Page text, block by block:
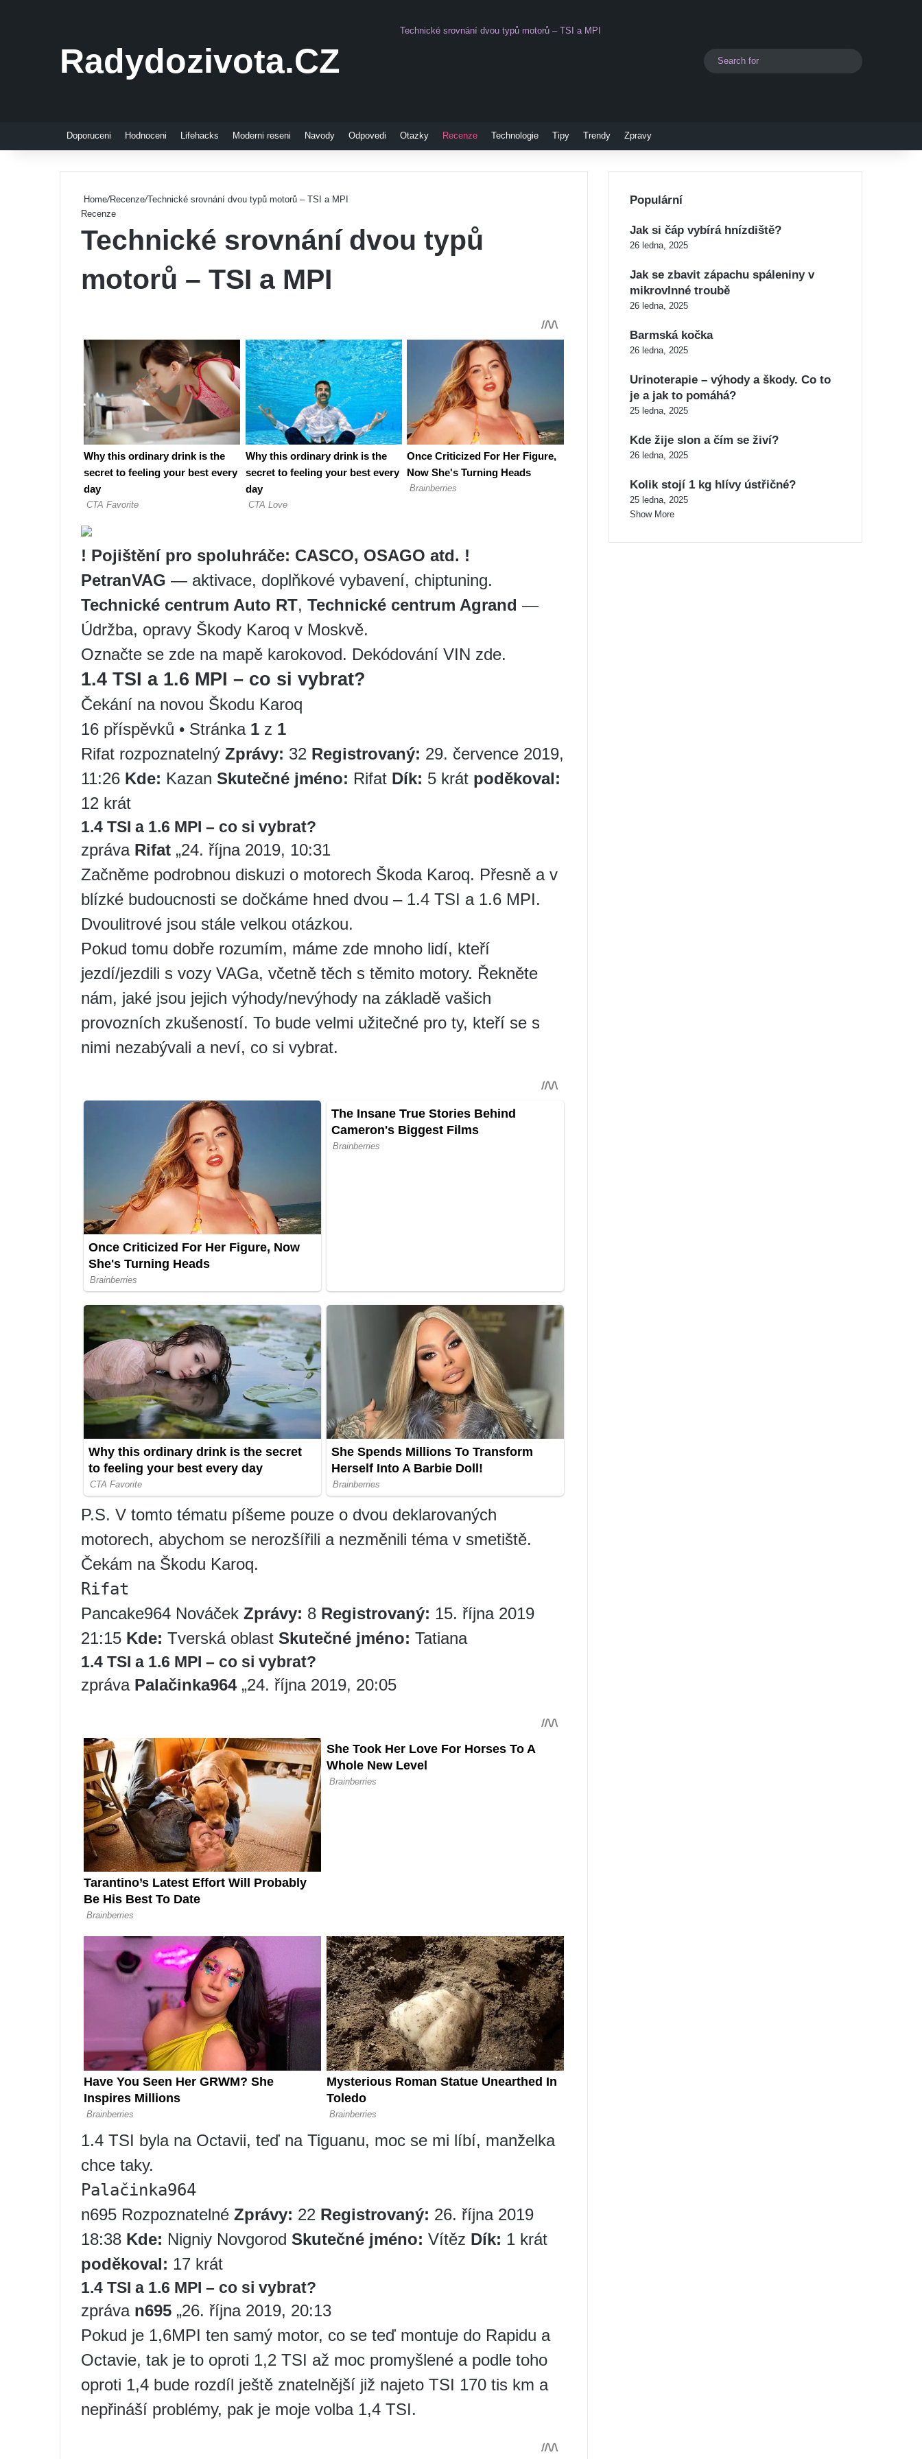
Radydozivota.CZ
Technické srovnání dvou typů motorů – TSI a MPI
Switch skin
Doporuceni Hodnoceni Lifehacks Moderni reseni Navody Odpovedi Otazky Recenze Technologie Tipy Trendy Zpravy
Home/Recenze/Technické srovnání dvou typů motorů – TSI a MPI
Recenze
Technické srovnání dvou typů
motorů – TSI a MPI
! Pojištění pro spoluhráče: CASCO, OSAGO atd. !
PetranVAG — aktivace, doplňkové vybavení, chiptuning.
Technické centrum Auto RT, Technické centrum Agrand —
Údržba, opravy Škody Karoq v Moskvě.
Označte se zde na mapě karokovod. Dekódování VIN zde.
1.4 TSI a 1.6 MPI – co si vybrat?
Čekání na novou Škodu Karoq
16 příspěvků • Stránka 1 z 1
Rifat rozpoznatelný Zprávy: 32 Registrovaný: 29. července 2019,
11:26 Kde: Kazan Skutečné jméno: Rifat Dík: 5 krát poděkoval:
12 krát
1.4 TSI a 1.6 MPI – co si vybrat?
zpráva Rifat „24. října 2019, 10:31
Začněme podrobnou diskuzi o motorech Škoda Karoq. Přesně a v
blízké budoucnosti se dočkáme hned dvou – 1.4 TSI a 1.6 MPI.
Dvoulitrové jsou stále velkou otázkou.
Pokud tomu dobře rozumím, máme zde mnoho lidí, kteří
jezdí/jezdili s vozy VAGa, včetně těch s těmito motory. Řekněte
nám, jaké jsou jejich výhody/nevýhody na základě vašich
provozních zkušeností. To bude velmi užitečné pro ty, kteří se s
nimi nezabývali a neví, co si vybrat.
P.S. V tomto tématu píšeme pouze o dvou deklarovaných
motorech, abychom se nerozšířili a nezměnili téma v smetiště.
Čekám na Škodu Karoq.
Rifat
Pancake964 Nováček Zprávy: 8 Registrovaný: 15. října 2019
21:15 Kde: Tverská oblast Skutečné jméno: Tatiana
1.4 TSI a 1.6 MPI – co si vybrat?
zpráva Palačinka964„24. října 2019, 20:05
1.4 TSI byla na Octavii, teď na Tiguanu, moc se mi líbí, manželka
chce taky.
Palačinka964
n695 Rozpoznatelné Zprávy: 22 Registrovaný: 26. října 2019
18:38 Kde: Nigniy Novgorod Skutečné jméno: Vítěz Dík: 1 krát
poděkoval: 17 krát
1.4 TSI a 1.6 MPI – co si vybrat?
zpráva n695 „26. října 2019, 20:13
Pokud je 1,6MPI ten samý motor, co se teď montuje do Rapidu a
Octavie, tak je to oproti 1,2 TSI až moc promyšlené a podle toho
oproti 1,4 bude rozdíl ještě znatelnější již najeto TSI 170 tis km a
nepřináší problémy, pak je moje volba 1,4 TSI.
Populární
Jak si čáp vybírá hnízdiště?
26 ledna, 2025
Jak se zbavit zápachu spáleniny v
mikrovlnné troubě
26 ledna, 2025
Barmská kočka
26 ledna, 2025
Urinoterapie – výhody a škody. Co to
je a jak to pomáhá?
25 ledna, 2025
Kde žije slon a čím se živí?
26 ledna, 2025
Kolik stojí 1 kg hlívy ústřičné?
25 ledna, 2025
Show More